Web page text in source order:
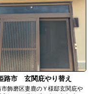
路市 玄関庇やり替え
市飾磨区妻鹿のＹ様邸玄関庇や